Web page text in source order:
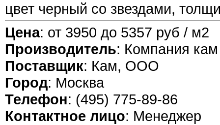
цвет черный со звездами,
Цена: от 3950 до 5357 руб / м2
Производитель: Компания кам
Поставщик: Кам, ООО
Город: Москва
Телефон: (495) 775-89-86
Контактное лицо: Менеджер